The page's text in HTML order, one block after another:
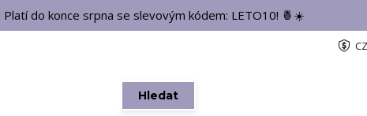
do konce srpna se slevovým kódem: LETO10! 🍍☀️
Hledat